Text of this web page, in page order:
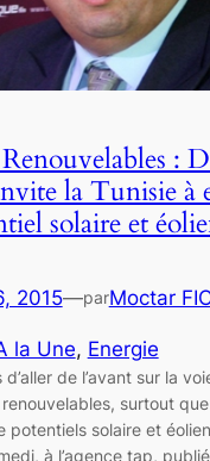
:
la Tunisie à
solaire et
2015—parMoctar
la Une, Energie
de l’avant sur la
surtout
potentiels solaire et
à l’agence tap,